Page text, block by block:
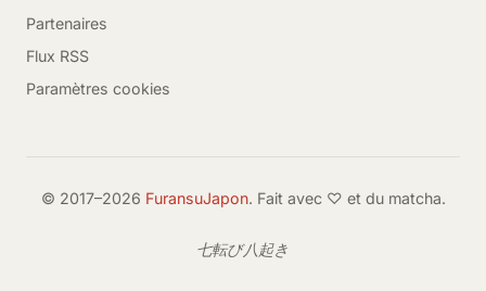
Partenaires
Flux RSS
Paramètres cookies
© 2017–2026 FuransuJapon. Fait avec ♡ et du matcha.
七転び八起き